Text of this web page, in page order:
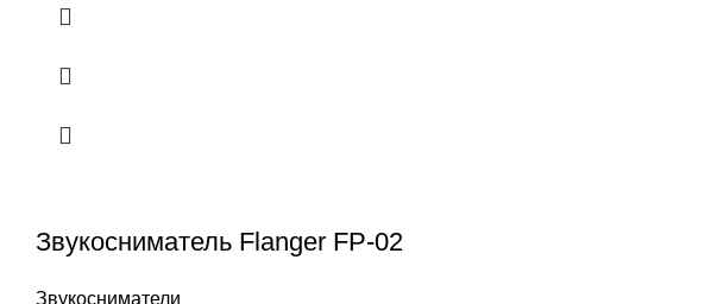
Звукосниматель Flanger FP-02
Звукосниматели